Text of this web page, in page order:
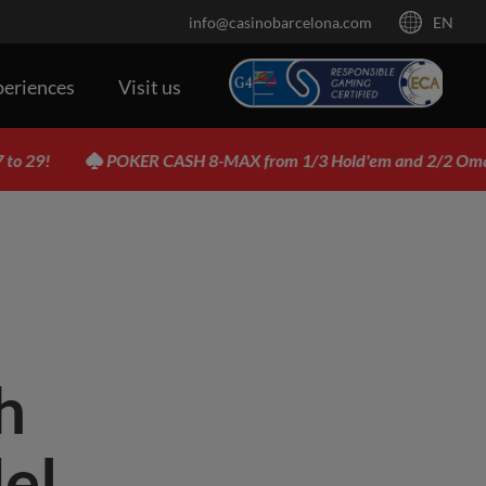
info@casinobarcelona.com EN
Visit us
POKER CASH 8-MAX from 1/3 Hold'em and 2/2 Omaha